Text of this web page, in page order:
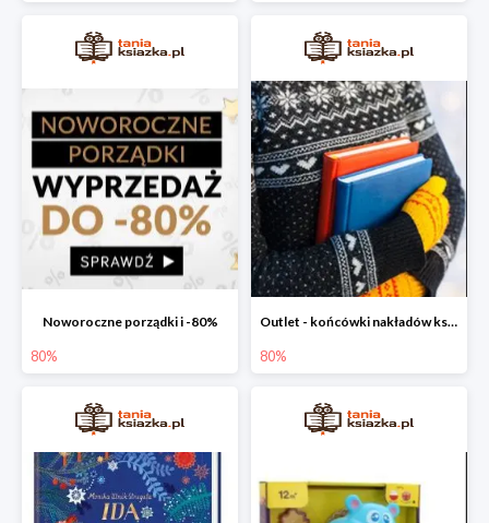
Noworoczne porządki i -80%
80%
Outlet - końcówki nakładów książek
80%